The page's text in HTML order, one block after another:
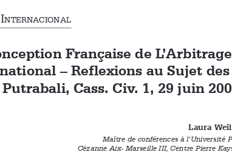
 


outrina internacional
International – Reflexions au Sujet des
Arrets Putrabali, Cass. Civ. 1, 29 juin 2007